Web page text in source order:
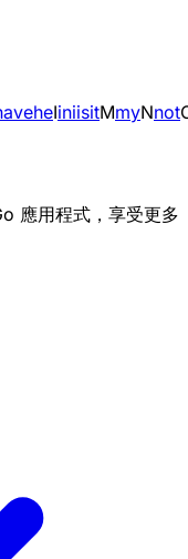
heIiniisitMmyNnot
應用程式，享受更多